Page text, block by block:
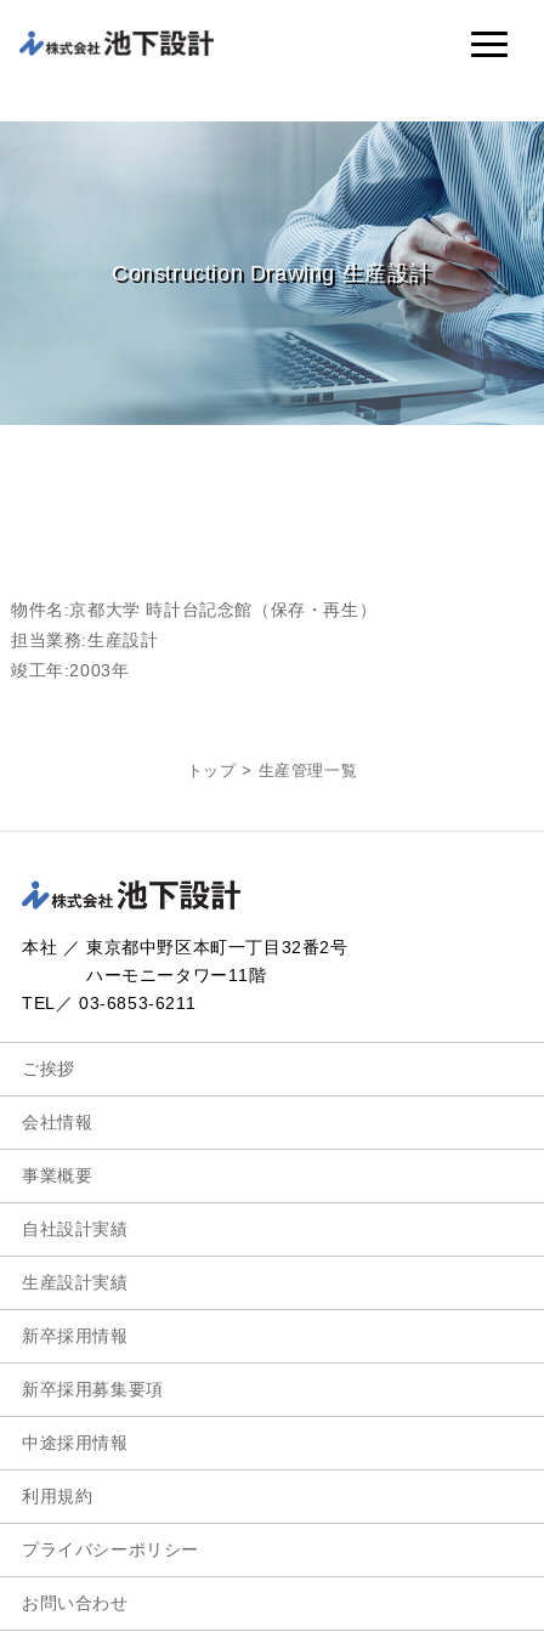
Construction Drawing 生産設計
物件名:京都大学 時計台記念館（保存・再生）
担当業務:生産設計
竣工年:2003年
トップ > 生産管理一覧
本社 ／ 東京都中野区本町一丁目32番2号
ハーモニータワー11階
TEL／ 03-6853-6211
ご挨拶
会社情報
事業概要
自社設計実績
生産設計実績
新卒採用情報
新卒採用募集要項
中途採用情報
利用規約
プライバシーポリシー
お問い合わせ